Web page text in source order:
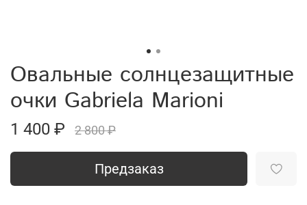
Овальные солнцезащитные
очки Gabriela Marioni
1 400 ₽ 2 800 ₽
Предзаказ